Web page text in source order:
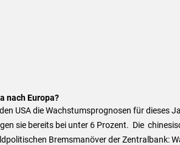
nach Europa?
USA die Wachstumsprognosen für dieses
sie bereits bei unter 6 Prozent. Die
Bremsmanöver der Zentralbank: